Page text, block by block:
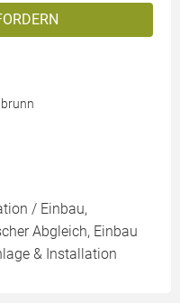
/ Einbau,
Abgleich, Einbau
& Installation